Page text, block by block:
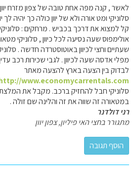
לאשר , קנה מפה אחת טובה של צפון מזרח
סלוניקי ומט אורה ולא של יוון כולה כך יהיה לך
קל למצוא את דרכך בכביש . מרחקים : סלוניקי
אולימפוס שעה נסיעה לכל כיוון , סלוניקי
שעתיים וחצי לכיוון באוטוסטרדה חדשה .
מפלי אדסה שעה לכיוון . לגבי שכירות רכב
לבדוק בין הצעה בארץ להצעה מאתר
www.economycarrentals.com
סלוניקי חבל להחזיק ברכב. מקבל את
במטאורה זה שווה את זה והלינה שם זולה .
רני דולדנר
מתגורר בחצי האי פיליון, צפון יוון